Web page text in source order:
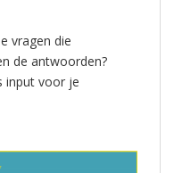
vragen die
de antwoorden?
input voor je